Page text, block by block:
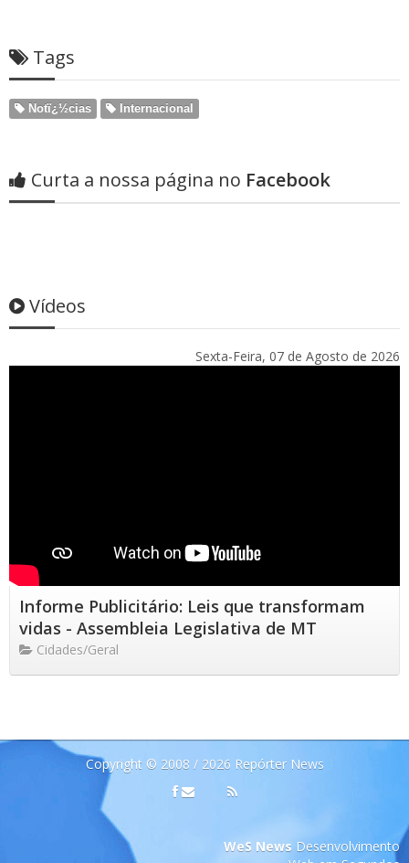
Tags
Notï¿½cias Internacional
Curta a nossa página no Facebook
Vídeos
Sexta-Feira, 07 de Agosto de 2026
Informe Publicitário: Leis que transformam
vidas - Assembleia Legislativa de MT
Cidades/Geral
Copyright © 2008 / 2026 Repórter News
WeS News Desenvolvimento